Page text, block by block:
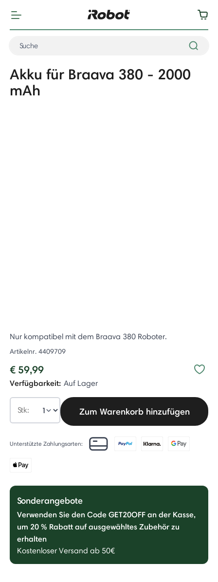
Akku für Braava 380 - 2000
mAh
Nur kompatibel mit dem Braava 380 Roboter.
Artikelnr. 4409709
€ 59,99
Verfügbarkeit: Auf Lager
Stk: Zum Warenkorb hinzufügen
Unterstützte Zahlungsarten:
Sonderangebote
Verwenden Sie den Code GET20OFF an der Kasse,
um 20 % Rabatt auf ausgewähltes Zubehör zu
erhalten
Kostenloser Versand ab 50€